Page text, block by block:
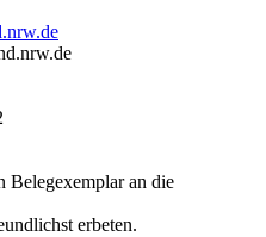
Belegexemplar an die
erbeten.